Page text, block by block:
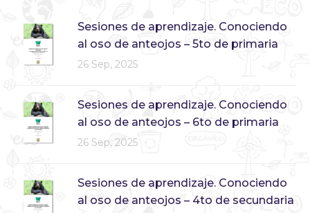
Sesiones de aprendizaje. Conociendo
al oso de anteojos – 5to de primaria
26 Sep, 2025
Sesiones de aprendizaje. Conociendo
al oso de anteojos – 6to de primaria
26 Sep, 2025
Sesiones de aprendizaje. Conociendo
al oso de anteojos – 4to de secundaria